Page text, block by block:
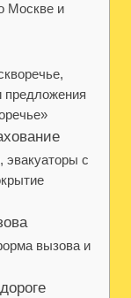
Москве и
предложения
эвакуаторы с
вызова и